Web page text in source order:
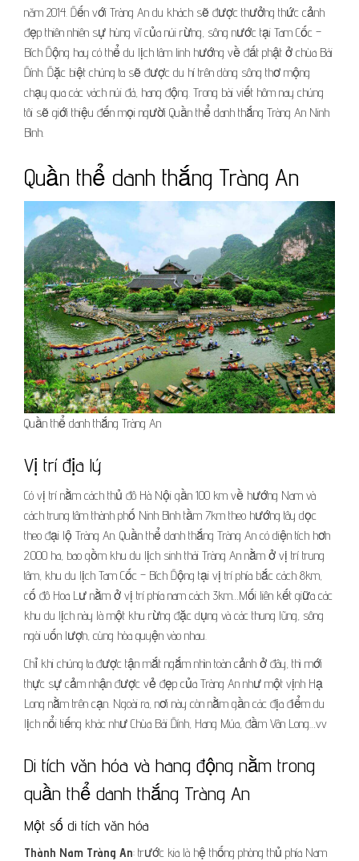
năm 2014. Đến với Tràng An du khách sẽ được thưởng thức cảnh
đẹp thiên nhiên sự hùng vĩ của núi rừng, sông nước tại Tam Cốc –
Bích Động hay có thể du lịch tâm linh hướng về đất phật ở chùa Bái
Đính. Đặc biệt chúng ta sẽ được du hí trên dòng sông thơ mộng
chạy qua các vách núi đá, hang động. Trong bài viết hôm nay chúng
tôi sẽ giới thiệu đến mọi người Quần thể danh thắng Tràng An Ninh
Bình.
Quần thể danh thắng Tràng An
Quần thể danh thắng Tràng An
Vị trí địa lý
Có vị trí nằm cách thủ đô Hà Nội gần 100 km về hướng Nam và
cách trung tâm thành phố Ninh Bình tầm 7km theo hướng tây dọc
theo đại lộ Tràng An. Quần thể danh thắng Tràng An có diện tích hơn
2.000 ha, bao gồm khu du lịch sinh thái Tràng An nằm ở vị trí trung
tâm, khu du lịch Tam Cốc – Bích Động tại vị trí phía bắc cách 8km,
cố đô Hoa Lư nằm ở vị trí phía nam cách 3km…Mối liên kết giữa các
khu du lịch này là một khu rừng đặc dụng và các thung lũng, sông
ngòi uốn lượn, cùng hòa quyện vào nhau.
Chỉ khi chúng ta được tận mắt ngắm nhìn toàn cảnh ở đây, thì mới
thực sự cảm nhận được vẻ đẹp của Tràng An như một vịnh Hạ
Long nằm trên cạn. Ngoài ra, nơi này còn nằm gần các địa điểm du
lịch nổi tiếng khác như Chùa Bái Đính, Hang Múa, đầm Vân Long…vv
Di tích văn hóa và hang động nằm trong
quần thể danh thắng Tràng An
Một số di tích văn hóa
Thành Nam Tràng An: trước kia là hệ thống phòng thủ phía Nam